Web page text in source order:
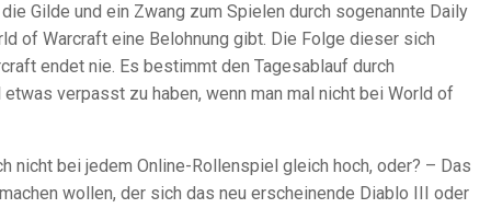
Gilde und ein Zwang zum Spielen durch sogenannte Daily
of Warcraft eine Belohnung gibt. Die Folge dieser sich
endet nie. Es bestimmt den Tagesablauf durch
verpasst zu haben, wenn man mal nicht bei World of
nicht bei jedem Online-Rollenspiel gleich hoch, oder? – Das
wollen, der sich das neu erscheinende Diablo III oder